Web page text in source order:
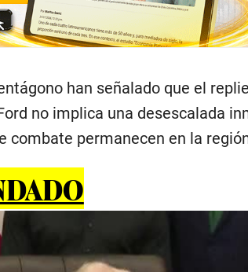
han señalado que el
no implica una desescalada
combate permanecen en la